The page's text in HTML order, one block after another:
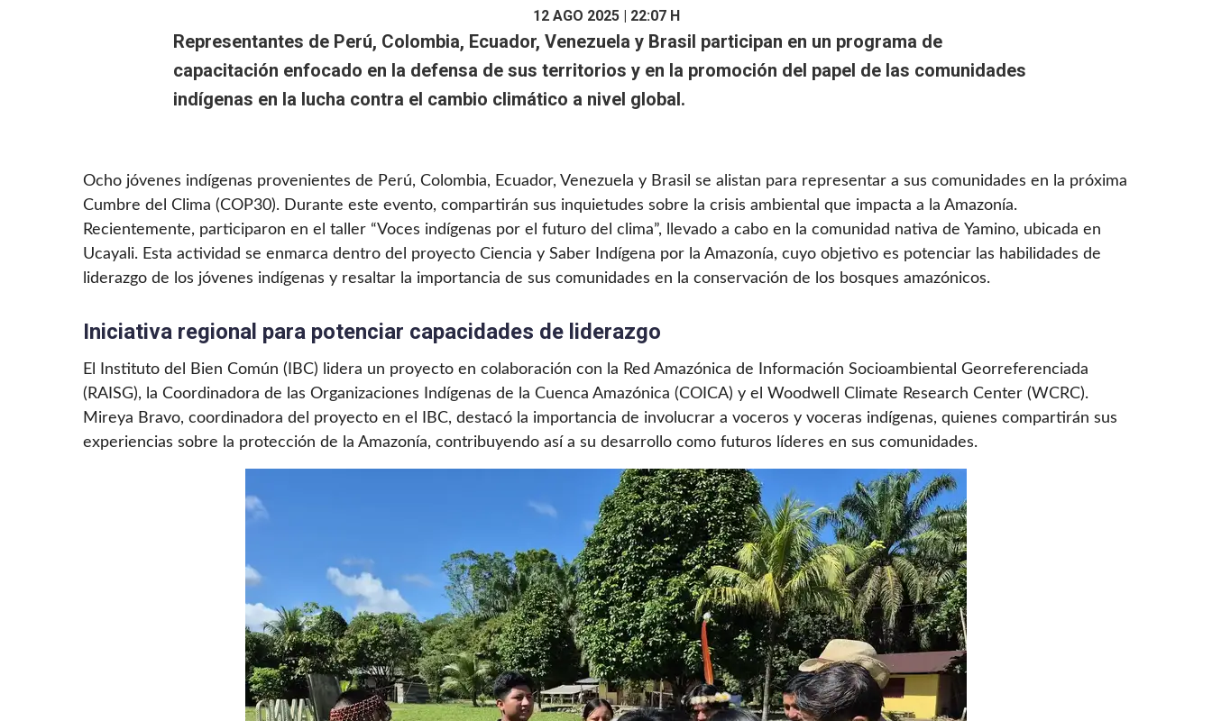
12 AGO 2025 | 22:07 H
Representantes de Perú, Colombia, Ecuador, Venezuela y Brasil participan en un programa de
capacitación enfocado en la defensa de sus territorios y en la promoción del papel de las comunidades
indígenas en la lucha contra el cambio climático a nivel global.
Ocho jóvenes indígenas provenientes de Perú, Colombia, Ecuador, Venezuela y Brasil se alistan para representar a sus comunidades en la próxima
Cumbre del Clima (COP30). Durante este evento, compartirán sus inquietudes sobre la crisis ambiental que impacta a la Amazonía.
Recientemente, participaron en el taller “Voces indígenas por el futuro del clima”, llevado a cabo en la comunidad nativa de Yamino, ubicada en
Ucayali. Esta actividad se enmarca dentro del proyecto Ciencia y Saber Indígena por la Amazonía, cuyo objetivo es potenciar las habilidades de
liderazgo de los jóvenes indígenas y resaltar la importancia de sus comunidades en la conservación de los bosques amazónicos.
Iniciativa regional para potenciar capacidades de liderazgo
El Instituto del Bien Común (IBC) lidera un proyecto en colaboración con la Red Amazónica de Información Socioambiental Georreferenciada
(RAISG), la Coordinadora de las Organizaciones Indígenas de la Cuenca Amazónica (COICA) y el Woodwell Climate Research Center (WCRC).
Mireya Bravo, coordinadora del proyecto en el IBC, destacó la importancia de involucrar a voceros y voceras indígenas, quienes compartirán sus
experiencias sobre la protección de la Amazonía, contribuyendo así a su desarrollo como futuros líderes en sus comunidades.